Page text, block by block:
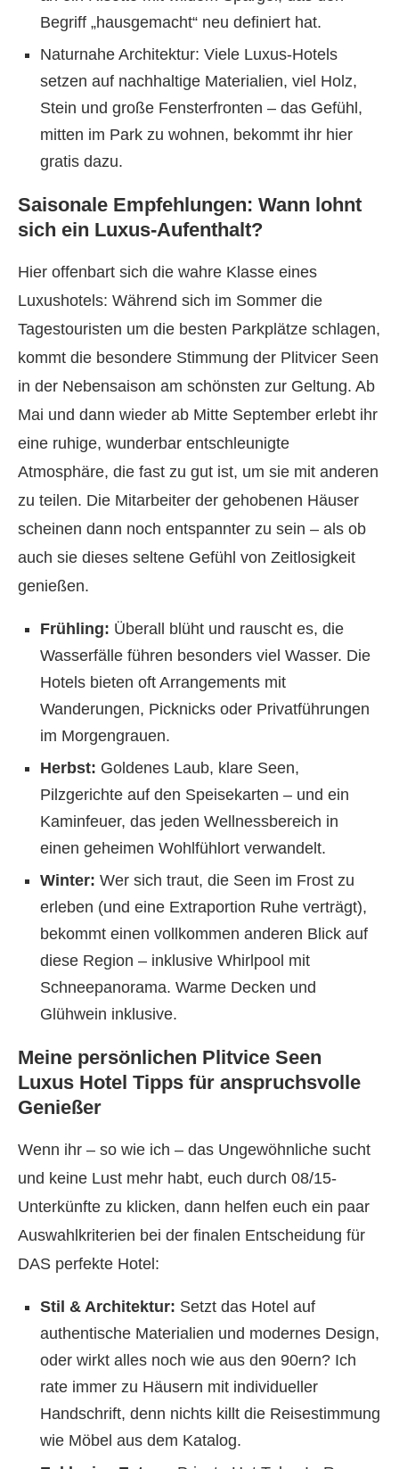
Begriff „hausgemacht“ neu definiert hat.
Naturnahe Architektur: Viele Luxus-Hotels
setzen auf nachhaltige Materialien, viel Holz,
Stein und große Fensterfronten – das Gefühl,
mitten im Park zu wohnen, bekommt ihr hier
gratis dazu.
Saisonale Empfehlungen: Wann lohnt
sich ein Luxus-Aufenthalt?
Hier offenbart sich die wahre Klasse eines
Luxushotels: Während sich im Sommer die
Tagestouristen um die besten Parkplätze schlagen,
kommt die besondere Stimmung der Plitvicer Seen
in der Nebensaison am schönsten zur Geltung. Ab
Mai und dann wieder ab Mitte September erlebt ihr
eine ruhige, wunderbar entschleunigte
Atmosphäre, die fast zu gut ist, um sie mit anderen
zu teilen. Die Mitarbeiter der gehobenen Häuser
scheinen dann noch entspannter zu sein – als ob
auch sie dieses seltene Gefühl von Zeitlosigkeit
genießen.
Frühling: Überall blüht und rauscht es, die
Wasserfälle führen besonders viel Wasser. Die
Hotels bieten oft Arrangements mit
Wanderungen, Picknicks oder Privatführungen
im Morgengrauen.
Herbst: Goldenes Laub, klare Seen,
Pilzgerichte auf den Speisekarten – und ein
Kaminfeuer, das jeden Wellnessbereich in
einen geheimen Wohlfühlort verwandelt.
Winter: Wer sich traut, die Seen im Frost zu
erleben (und eine Extraportion Ruhe verträgt),
bekommt einen vollkommen anderen Blick auf
diese Region – inklusive Whirlpool mit
Schneepanorama. Warme Decken und
Glühwein inklusive.
Meine persönlichen Plitvice Seen
Luxus Hotel Tipps für anspruchsvolle
Genießer
Wenn ihr – so wie ich – das Ungewöhnliche sucht
und keine Lust mehr habt, euch durch 08/15-
Unterkünfte zu klicken, dann helfen euch ein paar
Auswahlkriterien bei der finalen Entscheidung für
DAS perfekte Hotel:
Stil & Architektur: Setzt das Hotel auf
authentische Materialien und modernes Design,
oder wirkt alles noch wie aus den 90ern? Ich
rate immer zu Häusern mit individueller
Handschrift, denn nichts killt die Reisestimmung
wie Möbel aus dem Katalog.